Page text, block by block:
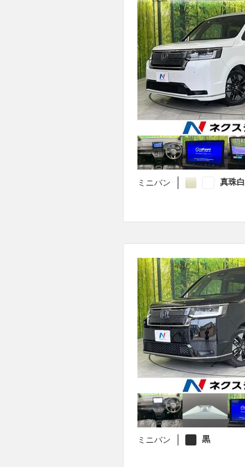
ミニバン 真珠白
ミニバン 黒